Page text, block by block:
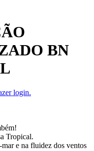
BN
login.
Tropical.
e na fluidez dos ventos